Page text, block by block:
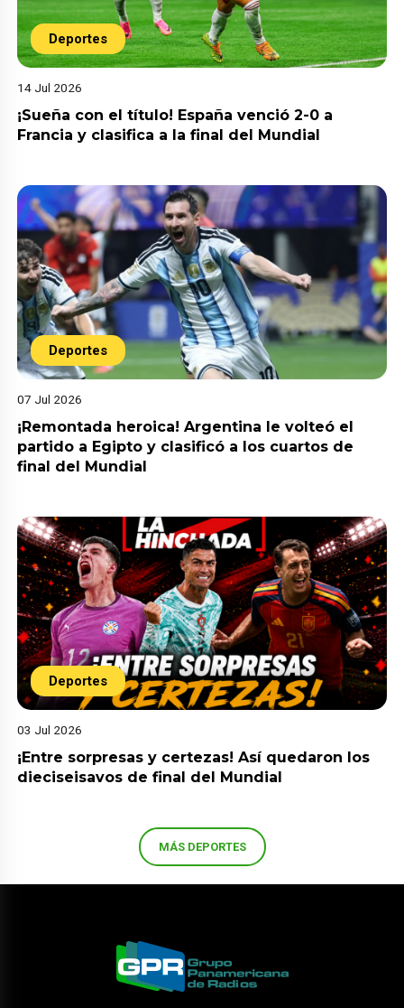
Deportes
14 Jul 2026
¡Sueña con el título! España venció 2-0 a
Francia y clasifica a la final del Mundial
Deportes
07 Jul 2026
¡Remontada heroica! Argentina le volteó el
partido a Egipto y clasificó a los cuartos de
final del Mundial
Deportes
03 Jul 2026
¡Entre sorpresas y certezas! Así quedaron los
dieciseisavos de final del Mundial
MÁS DEPORTES